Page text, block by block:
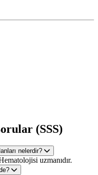
(SSS)
nelerdir?
uzmanıdır.